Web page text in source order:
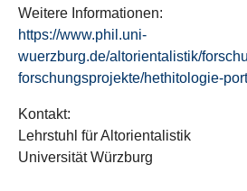
Weitere Informationen:
https://www.phil.uni-
wuerzburg.de/altorientalistik/
forschungsprojekte/hethitologie-
Kontakt:
Lehrstuhl für Altorientalistik
Universität Würzburg